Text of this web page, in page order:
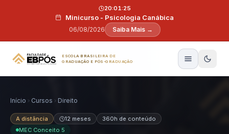
Minicurso - Psicologia Canábica
06/08/2026
20:01:24
Saiba Mais →
ESCOLA BRASILEIRA DE
GRADUAÇÃO E PÓS-GRADUAÇÃO
Início Cursos Direito
A distância 12 meses
360h de conteúdo
MEC Conceito 5